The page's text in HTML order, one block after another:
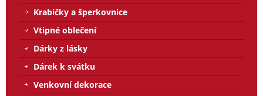
Krabičky a šperkovnice
Vtipné oblečení
Dárky z lásky
Dárek k svátku
Venkovní dekorace